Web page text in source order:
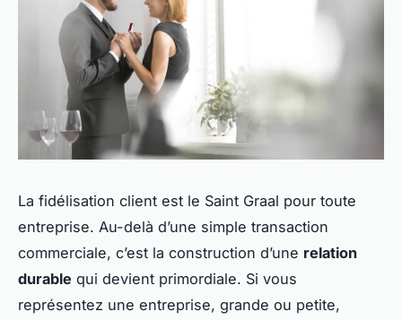
La fidélisation client est le Saint Graal pour toute
entreprise. Au-delà d’une simple transaction
commerciale, c’est la construction d’une relation
durable qui devient primordiale. Si vous
représentez une entreprise, grande ou petite,